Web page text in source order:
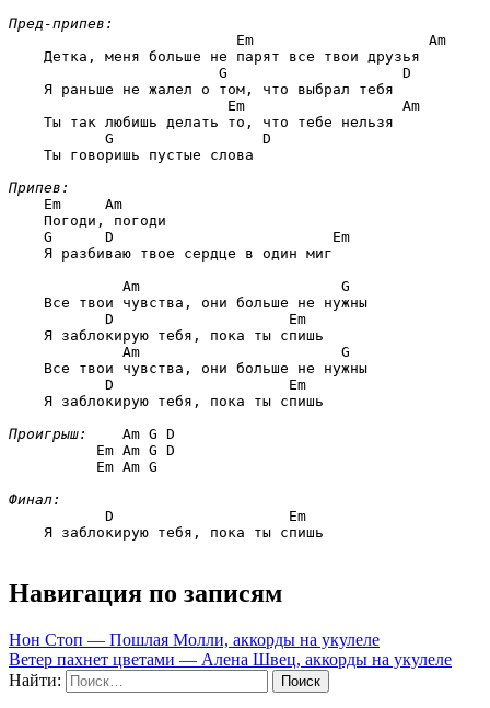
Пред-припев:
                      Em                    Am
    Детка, меня больше не парят все твои друзья
                    G                    D
    Я раньше не жалел о том, что выбрал тебя
                     Em                  Am
    Ты так любишь делать то, что тебе нельзя
       G                 D
    Ты говоришь пустые слова
Припев:
Em     Am
    Погоди, погоди
G      D                         Em
    Я разбиваю твое сердце в один миг
         Am                       G
    Все твои чувства, они больше не нужны
       D                    Em
    Я заблокирую тебя, пока ты спишь
         Am                       G
    Все твои чувства, они больше не нужны
       D                    Em
    Я заблокирую тебя, пока ты спишь
Проигрыш:
   Am G D
Em Am G D
Em Am G
Финал:
       D                    Em
    Я заблокирую тебя, пока ты спишь
Навигация по записям
Нон Стоп — Пошлая Молли, аккорды на укулеле
Ветер пахнет цветами — Алена Швец, аккорды на укулеле
Найти: